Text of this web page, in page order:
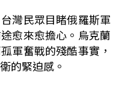
灣民眾目睹俄羅斯軍
愈來愈擔心。烏克蘭
軍奮戰的殘酷事實，
的緊迫感。